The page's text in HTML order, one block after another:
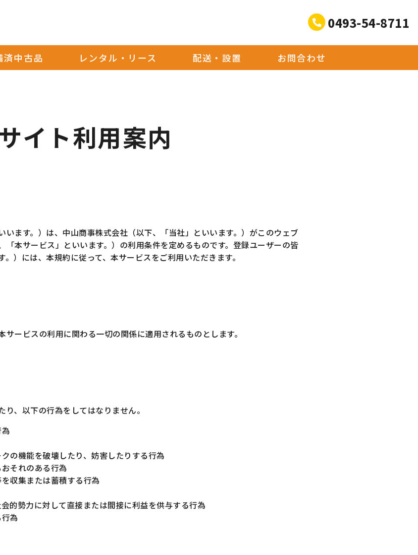
0493-54-8711
済中古品 レンタル・リース 配送・設置 お問合わせ
イト利用案内
います。）は、中山商事株式会社（以下、「当社」といいます。）がこのウェブ
「本サービス」といいます。）の利用条件を定めるものです。登録ユーザーの皆
）には、本規約に従って、本サービスをご利用いただきます。
ービスの利用に関わる一切の関係に適用されるものとします。
、以下の行為をしてはなりません。
の機能を破壊したり、妨害したりする行為
それのある行為
収集または蓄積する行為
的勢力に対して直接または間接に利益を供与する行為
為